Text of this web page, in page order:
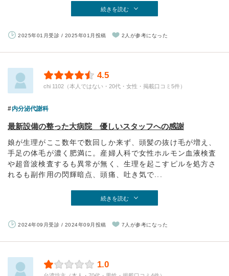
続きを読む
2025年01月受診 / 2025年01月投稿 2人が参考になった
4.5
chi 1102（本人ではない・20代・女性・掲載口コミ5件）
内分泌代謝科
最新設備の整った大病院 優しいスタッフへの感謝
娘が生理がここ数年で数回しか来ず、頭髪の抜け毛が増え、
手足の体毛が濃く肥満に。産婦人科で女性ホルモン血液検査
や超音波検査するも異常が無く、生理を起こすピルを処方さ
れるも副作用の閃輝暗点、頭痛、吐き気で...
続きを読む
2024年09月受診 / 2024年09月投稿 7人が参考になった
1.0